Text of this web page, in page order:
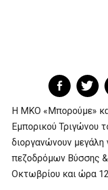
H ΜΚΟ «Μπορούμε»
Εμπορικού Τριγώνου
διοργανώνουν
πεζοδρόμων Βύσσης
Οκτωβρίου και ώρα